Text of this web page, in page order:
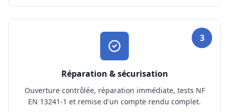
3
Réparation & sécurisation
Ouverture contrôlée, réparation immédiate, tests NF
EN 13241-1 et remise d'un compte rendu complet.